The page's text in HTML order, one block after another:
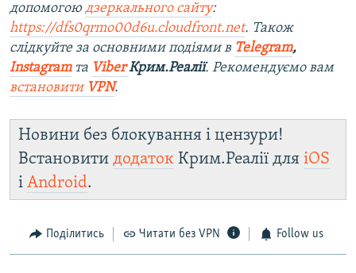
допомогою дзеркального сайту:
https://dfs0qrmo00d6u.cloudfront.net. Також
слідкуйте за основними подіями в Telegram,
Instagramта ViberКрим.Реалії. Рекомендуємо вам
встановити VPN.
Новини без блокування і цензури!
Встановити додаток Крим.Реалії для iOS
і Android.
Поділитись Читати без VPN Follow us